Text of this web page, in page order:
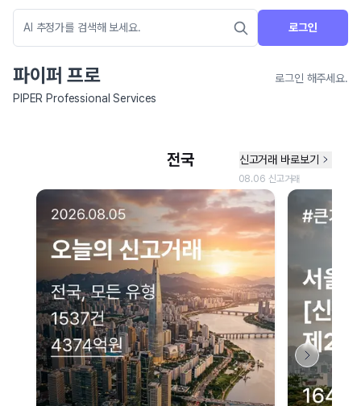
로그인
파이퍼 프로
로그인 해주세요.
PIPER Professional Services
네이버 지도 연결 안내
현재 네이버 지도 연결이 원활하지 않아 지도를 불러올 수 없습니다.
이용에 불편을 드려 죄송합니다.
다시 시도